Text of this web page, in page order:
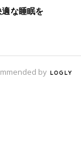
適な睡眠を
by